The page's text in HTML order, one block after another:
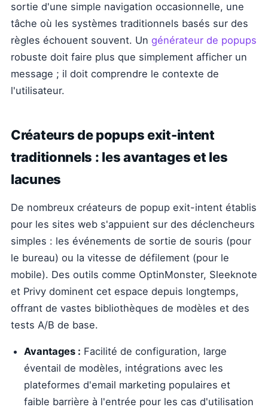
sortie d'une simple navigation occasionnelle, une
tâche où les systèmes traditionnels basés sur des
règles échouent souvent. Un générateur de popups
robuste doit faire plus que simplement afficher un
message ; il doit comprendre le contexte de
l'utilisateur.
Créateurs de popups exit-intent
traditionnels : les avantages et les
lacunes
De nombreux créateurs de popup exit-intent établis
pour les sites web s'appuient sur des déclencheurs
simples : les événements de sortie de souris (pour
le bureau) ou la vitesse de défilement (pour le
mobile). Des outils comme OptinMonster, Sleeknote
et Privy dominent cet espace depuis longtemps,
offrant de vastes bibliothèques de modèles et des
tests A/B de base.
Avantages : Facilité de configuration, large
éventail de modèles, intégrations avec les
plateformes d'email marketing populaires et
faible barrière à l'entrée pour les cas d'utilisation